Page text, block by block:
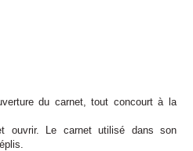
du carnet, tout concourt à la
ouvrir. Le carnet utilisé dans son